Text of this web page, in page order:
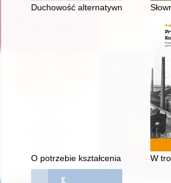
Duchowość alternatywna Śląska
O potrzebie kształcenia W